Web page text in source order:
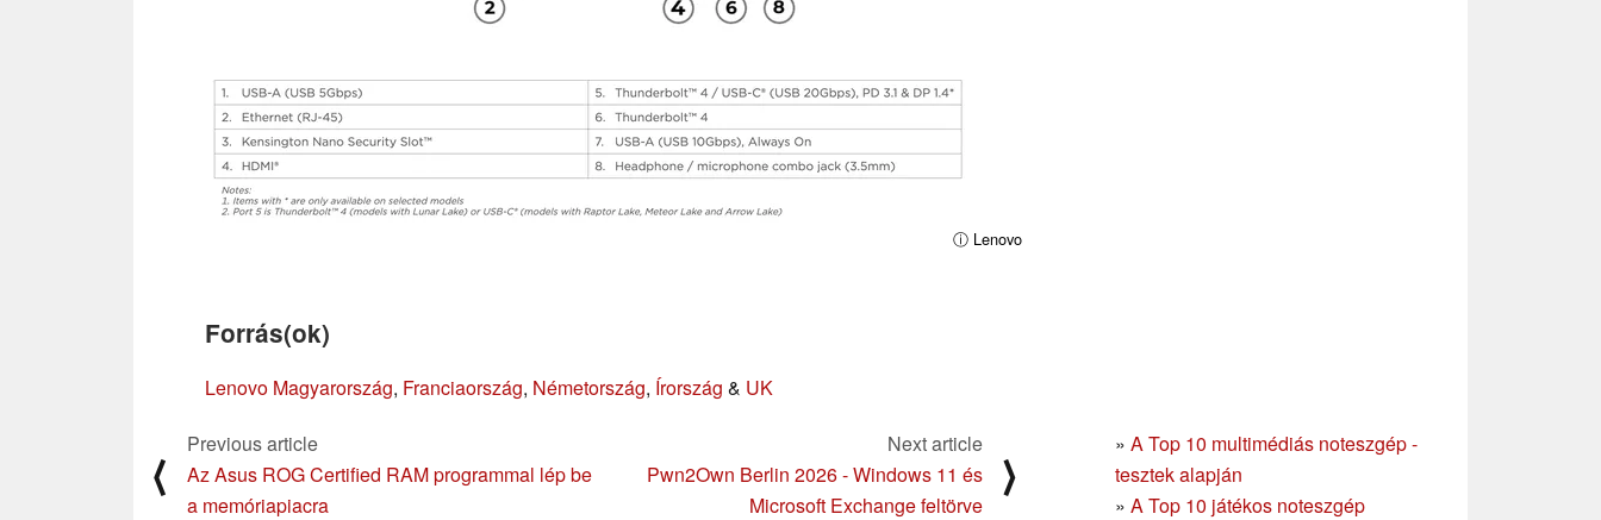
ⓘ Lenovo
Forrás(ok)
Lenovo Magyarország, Franciaország, Németország, Írország & UK
» A Top 10 multimédiás noteszgép -
tesztek alapján
» A Top 10 játékos noteszgép
⟨
Previous article
Az Asus ROG Certified RAM programmal lép be
a memóriapiacra
Next article
Pwn2Own Berlin 2026 - Windows 11 és
Microsoft Exchange feltörve
⟩